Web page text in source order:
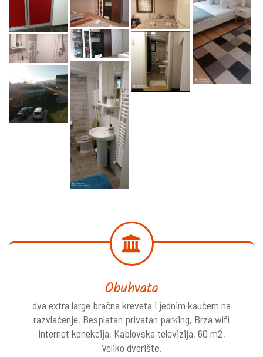
Obuhvata
dva extra large bračna kreveta i jednim kaučem na
razvlačenje, Besplatan privatan parking, Brza wifi
internet konekcija, Kablovska televizija, 60 m2,
Veliko dvorište.